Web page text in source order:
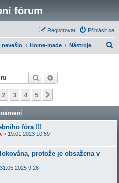
fórum
Přihlásit se
Registrovat
nevešlo Home-made Nástroje
Hledat
2 3 4 5
fóra !!!
« 19.01.2023 10:59
protože je obsažena v
31.05.2025 9:26